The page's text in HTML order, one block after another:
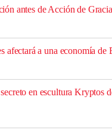
antes de Acción de
afectará a una economía
en escultura Kryptos